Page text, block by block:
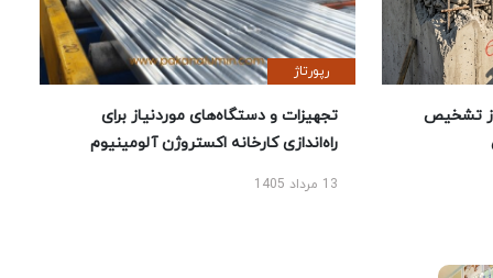
تشخیص
رپورتاژ
تجهیزات و دستگاه‌های موردنیاز برای
راه‌اندازی کارخانه اکستروژن آلومینیوم
13 مرداد 1405